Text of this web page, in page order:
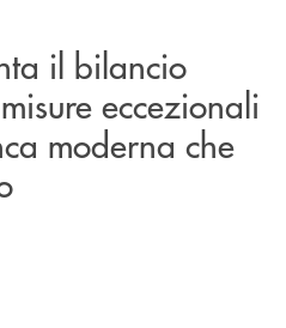
il bilancio
eccezionali
moderna che